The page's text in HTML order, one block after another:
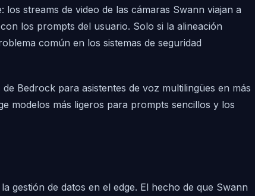
streams de video de las cámaras Swann viajan a
los prompts del usuario. Solo si la alineación
común en los sistemas de seguridad
Bedrock para asistentes de voz multilingües en más
modelos más ligeros para prompts sencillos y los
gestión de datos en el edge. El hecho de que Swann